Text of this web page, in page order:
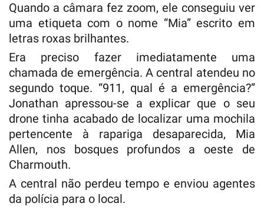
Quando a câmara fez zoom, ele conseguiu ver
uma etiqueta com o nome “Mia” escrito em
letras roxas brilhantes.
Era preciso fazer imediatamente uma
chamada de emergência. A central atendeu no
segundo toque. “911, qual é a emergência?”
Jonathan apressou-se a explicar que o seu
drone tinha acabado de localizar uma mochila
pertencente à rapariga desaparecida, Mia
Allen, nos bosques profundos a oeste de
Charmouth.
A central não perdeu tempo e enviou agentes
da polícia para o local.